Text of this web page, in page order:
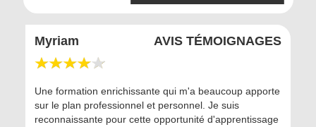
Myriam AVIS TÉMOIGNAGES
Une formation enrichissante qui m'a beaucoup apporte
sur le plan professionnel et personnel. Je suis
reconnaissante pour cette opportunité d'apprentissage